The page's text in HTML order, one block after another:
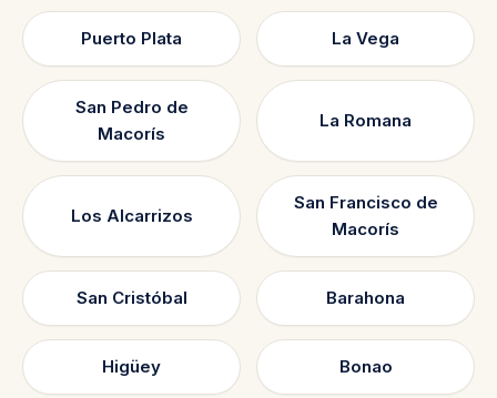
Puerto Plata La Vega
San Pedro de
Macorís
La Romana
Los Alcarrizos
San Francisco de
Macorís
San Cristóbal Barahona
Higüey Bonao